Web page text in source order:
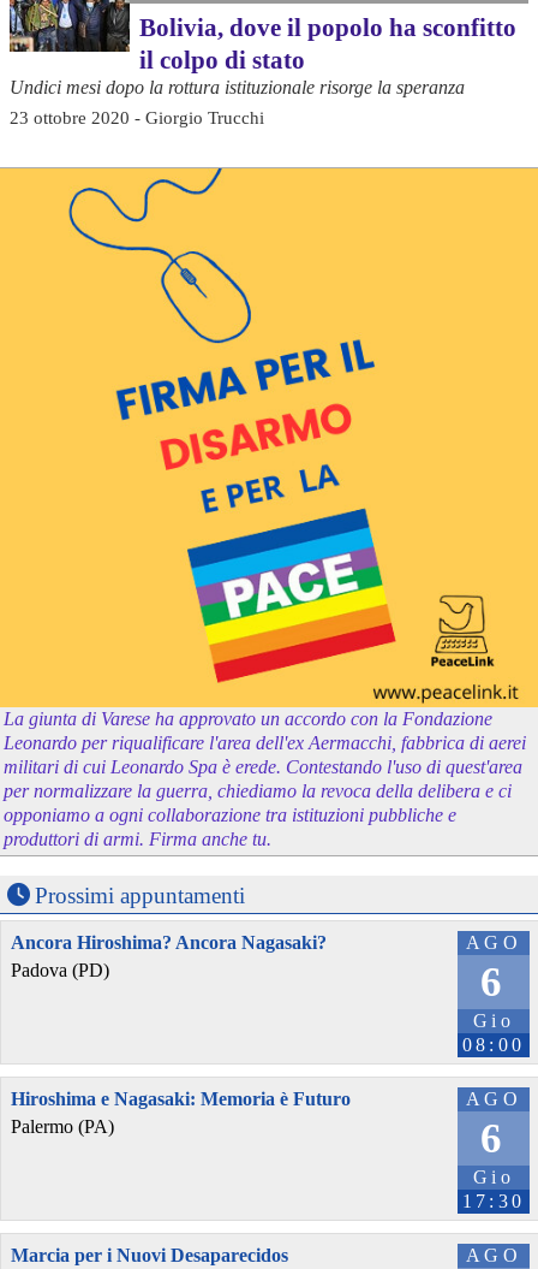
Bolivia, dove il popolo ha sconfitto
il colpo di stato
Undici mesi dopo la rottura istituzionale risorge la speranza
23 ottobre 2020 - Giorgio Trucchi
La giunta di Varese ha approvato un accordo con la Fondazione
Leonardo per riqualificare l'area dell'ex Aermacchi, fabbrica di aerei
militari di cui Leonardo Spa è erede. Contestando l'uso di quest'area
per normalizzare la guerra, chiediamo la revoca della delibera e ci
opponiamo a ogni collaborazione tra istituzioni pubbliche e
produttori di armi. Firma anche tu.
Prossimi appuntamenti
AGO
6
Gio
08:00
Ancora Hiroshima? Ancora Nagasaki?
Padova (PD)
AGO
6
Gio
17:30
Hiroshima e Nagasaki: Memoria è Futuro
Palermo (PA)
AGO
Marcia per i Nuovi Desaparecidos